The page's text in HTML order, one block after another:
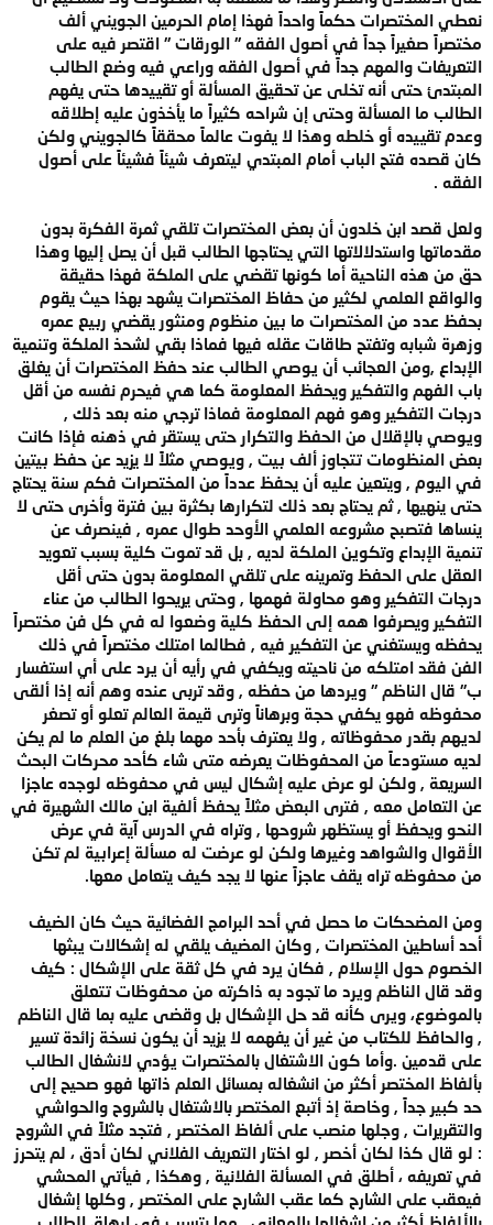
نعطي المختصرات حكماً واحداً فهذا إمام الحرمين الجويني ألف
مختصراً صغيراً جداً في أصول الفقه " الورقات " اقتصر فيه على
التعريفات والمهم جداً في أصول الفقه وراعي فيه وضع الطالب
المبتدئ حتى أنه تخلى عن تحقيق المسألة أو تقييدها حتى يفهم
الطالب ما المسألة وحتى إن شراحه كثيراً ما يأخذون عليه إطلاقه
وعدم تقييده أو خلطه وهذا لا يفوت عالماً محققاً كالجويني ولكن
كان قصده فتح الباب أمام المبتدي ليتعرف شيئاً فشيئاً على أصول
الفقه .
ولعل قصد ابن خلدون أن بعض المختصرات تلقي ثمرة الفكرة بدون
مقدماتها واستدلالاتها التي يحتاجها الطالب قبل أن يصل إليها وهذا
حق من هذه الناحية أما كونها تقضي على الملكة فهذا حقيقة
والواقع العلمي لكثير من حفاظ المختصرات يشهد بهذا حيث يقوم
بحفظ عدد من المختصرات ما بين منظوم ومنثور يقضي ربيع عمره
وزهرة شبابه وتفتح طاقات عقله فيها فماذا بقي لشحذ الملكة وتنمية
الإبداع ,ومن العجائب أن يوصي الطالب عند حفظ المختصرات أن يغلق
باب الفهم والتفكير ويحفظ المعلومة كما هي فيحرم نفسه من أقل
درجات التفكير وهو فهم المعلومة فماذا ترجي منه بعد ذلك ,
ويوصي بالإقلال من الحفظ والتكرار حتى يستقر في ذهنه فإذا كانت
بعض المنظومات تتجاوز ألف بيت , ويوصي مثلاً لا يزيد عن حفظ بيتين
في اليوم , ويتعين عليه أن يحفظ عدداً من المختصرات فكم سنة يحتاج
حتى ينهيها , ثم يحتاج بعد ذلك لتكرارها بكثرة بين فترة وأخرى حتى لا
ينساها فتصبح مشروعه العلمي الأوحد طوال عمره , فينصرف عن
تنمية الإبداع وتكوين الملكة لديه , بل قد تموت كلية بسبب تعويد
العقل على الحفظ وتمرينه على تلقي المعلومة بدون حتى أقل
درجات التفكير وهو محاولة فهمها , وحتى يريحوا الطالب من عناء
التفكير ويصرفوا همه إلى الحفظ كلية وضعوا له في كل فن مختصراً
يحفظه ويستغني عن التفكير فيه , فطالما امتلك مختصراً في ذلك
الفن فقد امتلكه من ناحيته ويكفي في رأيه أن يرد على أي استفسار
ب" قال الناظم " ويردها من حفظه , وقد تربى عنده وهم أنه إذا ألقى
محفوظه فهو يكفي حجة وبرهاناً وترى قيمة العالم تعلو أو تصغر
لديهم بقدر محفوظاته , ولا يعترف بأحد مهما بلغ من العلم ما لم يكن
لديه مستودعاً من المحفوظات يعرضه متى شاء كأحد محركات البحث
السريعة , ولكن لو عرض عليه إشكال ليس في محفوظه لوجده عاجزا
عن التعامل معه , فترى البعض مثلاً يحفظ ألفية ابن مالك الشهيرة في
النحو ويحفظ أو يستظهر شروحها , وتراه في الدرس آية في عرض
الأقوال والشواهد وغيرها ولكن لو عرضت له مسألة إعرابية لم تكن
من محفوظه تراه يقف عاجزاً عنها لا يجد كيف يتعامل معها.
ومن المضحكات ما حصل في أحد البرامج الفضائية حيث كان الضيف
أحد أساطين المختصرات , وكان المضيف يلقي له إشكالات يبثها
الخصوم حول الإسلام , فكان يرد في كل ثقة على الإشكال : كيف
وقد قال الناظم ويرد ما تجود به ذاكرته من محفوظات تتعلق
بالموضوع، ويرى كأنه قد حل الإشكال بل وقضى عليه بما قال الناظم
, والحافظ للكتاب من غير أن يفهمه لا يزيد أن يكون نسخة زائدة تسير
على قدمين .وأما كون الاشتغال بالمختصرات يؤدي لانشغال الطالب
بألفاظ المختصر أكثر من انشغاله بمسائل العلم ذاتها فهو صحيح إلى
حد كبير جداً , وخاصة إذ أتبع المختصر بالاشتغال بالشروح والحواشي
والتقريرات , وجلها منصب على ألفاظ المختصر , فتجد مثلاً في الشروح
: لو قال كذا لكان أخصر , لو اختار التعريف الفلاني لكان أدق ، لم يتحرز
في تعريفه ، أطلق في المسألة الفلانية , وهكذا , فيأتي المحشي
فيعقب على الشارح كما عقب الشارح على المختصر , وكلها إشغال